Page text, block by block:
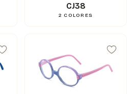
CJ38
2 COLORES